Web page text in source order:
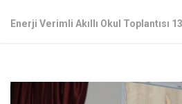
Enerji Verimli Akıllı Okul Toplantısı